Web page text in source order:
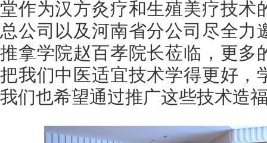
堂作为汉方灸疗和生殖美疗技术
总公司以及河南省分公司尽全力
推拿学院赵百孝院长莅临，更多
把我们中医适宜技术学得更好，
我们也希望通过推广这些技术造